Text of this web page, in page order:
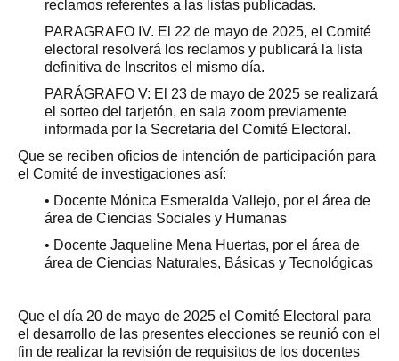
reclamos referentes a las listas publicadas.
PARAGRAFO IV. El 22 de mayo de 2025, el Comité
electoral resolverá los reclamos y publicará la lista
definitiva de Inscritos el mismo día.
PARÁGRAFO V: El 23 de mayo de 2025 se realizará
el sorteo del tarjetón, en sala zoom previamente
informada por la Secretaria del Comité Electoral.
Que se reciben oficios de intención de participación para
el Comité de investigaciones así:
• Docente Mónica Esmeralda Vallejo, por el área de
área de Ciencias Sociales y Humanas
• Docente Jaqueline Mena Huertas, por el área de
área de Ciencias Naturales, Básicas y Tecnológicas
Que el día 20 de mayo de 2025 el Comité Electoral para
el desarrollo de las presentes elecciones se reunió con el
fin de realizar la revisión de requisitos de los docentes